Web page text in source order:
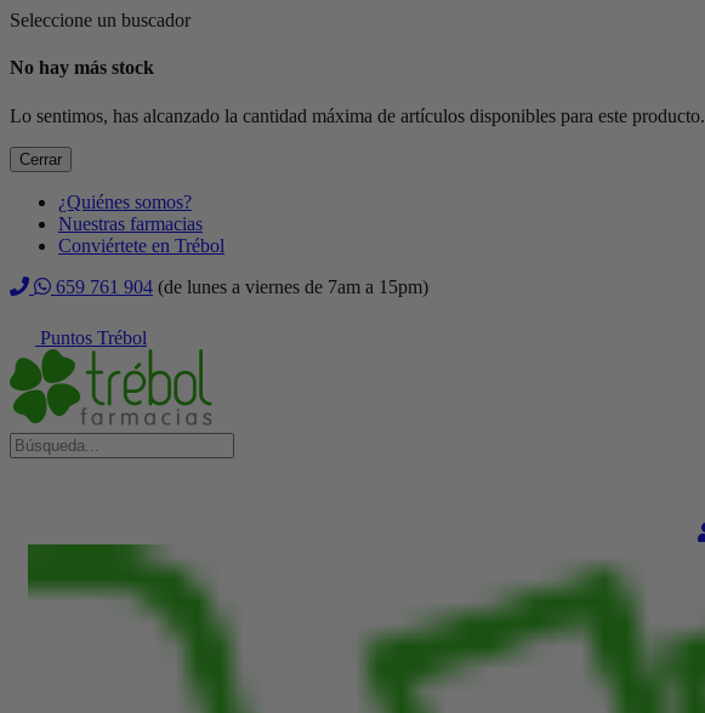
Seleccione un buscador
No hay más stock
Lo sentimos, has alcanzado la cantidad máxima de artículos disponibles para este producto.
Cerrar
¿Quiénes somos?
Nuestras farmacias
Conviértete en Trébol
659 761 904 (de lunes a viernes de 7am a 15pm)
Puntos Trébol